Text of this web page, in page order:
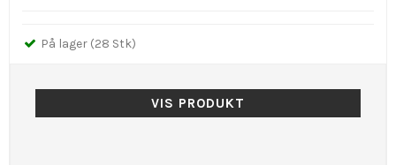
På lager (28 Stk)
VIS PRODUKT